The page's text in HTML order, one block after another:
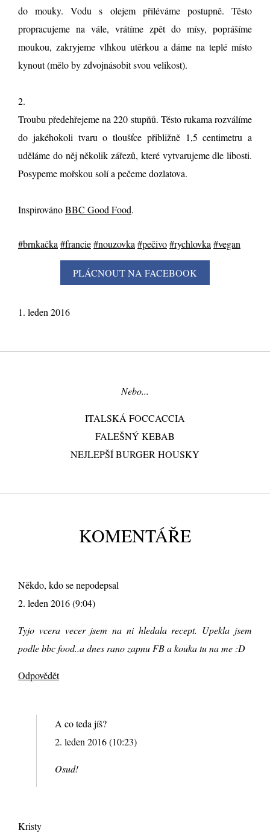
do mouky. Vodu s olejem přiléváme postupně. Těsto
propracujeme na vále, vrátíme zpět do mísy, poprášíme
moukou, zakryjeme vlhkou utěrkou a dáme na teplé místo
kynout (mělo by zdvojnásobit svou velikost).
2.
Troubu předehřejeme na 220 stupňů. Těsto rukama rozválíme
do jakéhokoli tvaru o tloušťce přibližně 1,5 centimetru a
uděláme do něj několik zářezů, které vytvarujeme dle libosti.
Posypeme mořskou solí a pečeme dozlatova.
InspirovánoBBC Good Food.
#brnkačka#francie#nouzovka#pečivo#rychlovka#vegan
1. leden 2016
Nebo...
ITALSKÁ FOCCACCIA
FALEŠNÝ KEBAB
NEJLEPŠÍ BURGER HOUSKY
KOMENTÁŘE
Někdo, kdo se nepodepsal
2. leden 2016 (9:04)
Tyjo vcera vecer jsem na ni hledala recept. Upekla jsem
podle bbc food..a dnes rano zapnu FB a kouka tu na me :D
Odpovědět
A co teda jíš?
2. leden 2016 (10:23)
Osud!
Kristy